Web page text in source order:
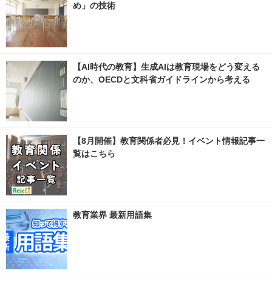
め」の技術
【AI時代の教育】生成AIは教育現場をどう変える
のか、OECDと文科省ガイドラインから考える
【8月開催】教育関係者必見！イベント情報記事一
覧はこちら
教育業界 最新用語集